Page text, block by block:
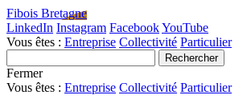
Fibois Bretagne
LinkedIn Instagram FacebookYouTube
Vous êtes : Entreprise Collectivité Particulier
Fermer
Vous êtes : Entreprise Collectivité Particulier